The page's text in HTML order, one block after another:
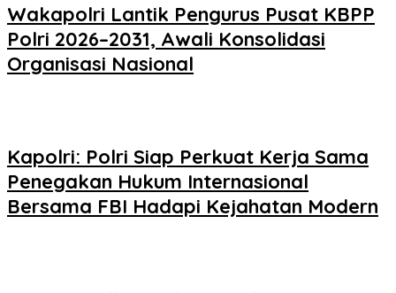
Wakapolri Lantik Pengurus Pusat KBPP
Polri 2026–2031, Awali Konsolidasi
Organisasi Nasional
Kapolri: Polri Siap Perkuat Kerja Sama
Penegakan Hukum Internasional
Bersama FBI Hadapi Kejahatan Modern